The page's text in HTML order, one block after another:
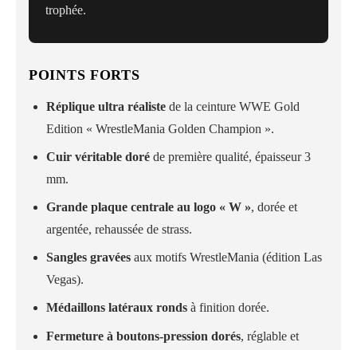
trophée.
POINTS FORTS
Réplique ultra réaliste de la ceinture WWE Gold
Edition « WrestleMania Golden Champion ».
Cuir véritable doré de première qualité, épaisseur 3
mm.
Grande plaque centrale au logo « W », dorée et
argentée, rehaussée de strass.
Sangles gravées aux motifs WrestleMania (édition Las
Vegas).
Médaillons latéraux ronds à finition dorée.
Fermeture à boutons-pression dorés, réglable et